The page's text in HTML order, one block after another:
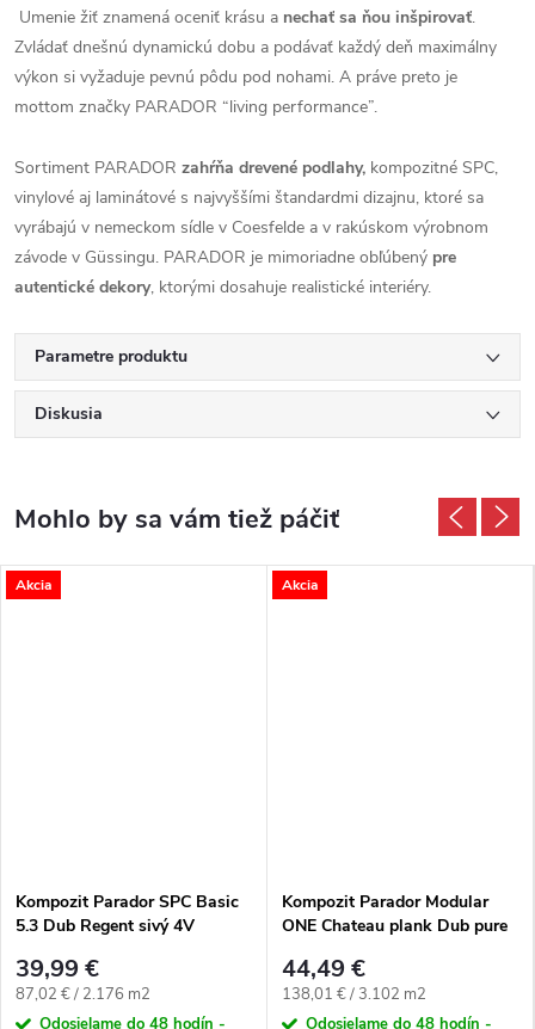
Umenie žiť znamená oceniť krásu a nechať sa ňou inšpirovať.
Zvládať dnešnú dynamickú dobu a podávať každý deň maximálny
výkon si vyžaduje pevnú pôdu pod nohami. A práve preto je
mottom značky PARADOR “living performance”.
Sortiment PARADOR zahŕňa drevené podlahy, kompozitné SPC,
vinylové aj laminátové s najvyššími štandardmi dizajnu, ktoré sa
vyrábajú v nemeckom sídle v Coesfelde a v rakúskom výrobnom
závode v Güssingu. PARADOR je mimoriadne obľúbený pre
autentické dekory, ktorými dosahuje realistické interiéry.
Parametre produktu
Diskusia
Akcia
Kompozit Parador SPC Basic
5.3 Dub Regent sivý 4V
39,99 €
Jednotková cena:
87,02 € / 2.176 m2
Odosielame do 48 hodín -
Akcia
Kompozit Parador Modular
ONE Chateau plank Dub pure
44,49 €
Jednotková cena:
138,01 € / 3.102 m2
Odosielame do 48 hodín -